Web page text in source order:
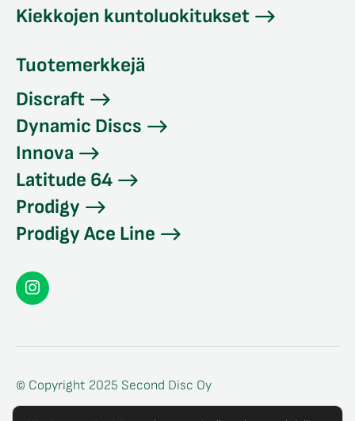
Kiekkojen kuntoluokitukset
Tuotemerkkejä
Discraft
Dynamic Discs
Innova
Latitude 64
Prodigy
Prodigy Ace Line
Seconddisc
© Copyright 2025 Second Disc Oy